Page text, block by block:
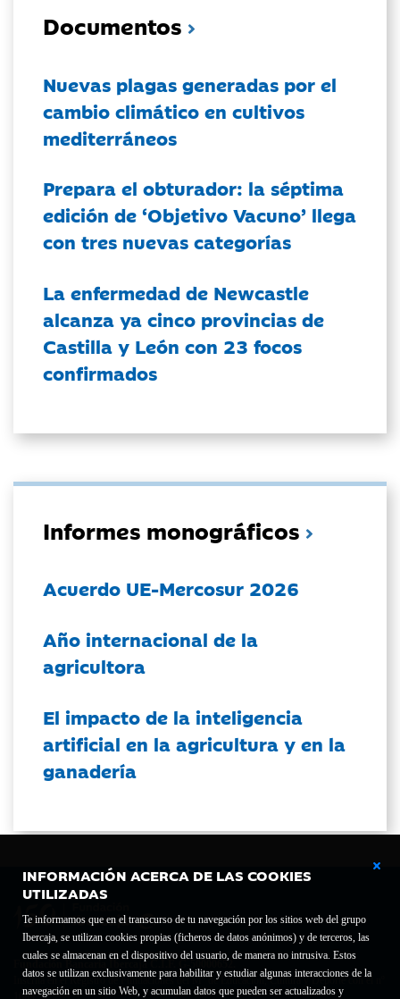
INFORMACIÓN ACERCA DE LAS COOKIES
UTILIZADAS
Te informamos que en el transcurso de tu navegación por los sitios web del grupo
Ibercaja, se utilizan cookies propias (ficheros de datos anónimos) y de terceros, las
cuales se almacenan en el dispositivo del usuario, de manera no intrusiva. Estos
datos se utilizan exclusivamente para habilitar y estudiar algunas interacciones de la
navegación en un sitio Web, y acumulan datos que pueden ser actualizados y
Documentos
Nuevas plagas generadas por el
cambio climático en cultivos
mediterráneos
Prepara el obturador: la séptima
edición de ‘Objetivo Vacuno’ llega
con tres nuevas categorías
La enfermedad de Newcastle
alcanza ya cinco provincias de
Castilla y León con 23 focos
confirmados
Informes monográficos
Acuerdo UE-Mercosur 2026
Año internacional de la
agricultora
El impacto de la inteligencia
artificial en la agricultura y en la
ganadería
Fundación Bancaria Ibercaja C.I.F. G-50000652.
Inscrita en el Registro de Fundaciones del Mº de Educación, Cultura y Deporte con el nº
1689.